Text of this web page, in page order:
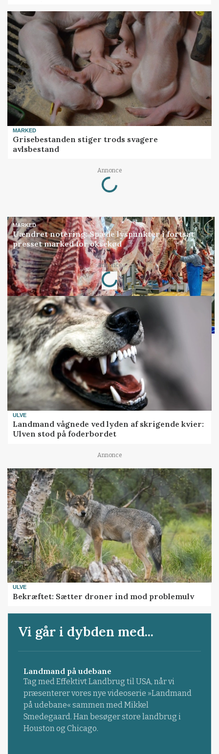
MARKED
Grisebestanden stiger trods svagere
avlsbestand
Annonce
Loading...
MARKED
Uændret notering: Spæde lyspunkter i fortsat
presset marked for oksekød
Annonce
Loading...
ULVE
Landmand vågnede ved lyden af skrigende kvier:
Ulven stod på foderbordet
Annonce
ULVE
Bekræftet: Sætter droner ind mod problemulv
Vi går i dybden med...
Landmand på udebane
Tag med Effektivt Landbrug til USA, når vi
præsenterer vores nye videoserie »Landmand
på udebane« sammen med Mikkel
Smedegaard. Han besøger store landbrug i
Houston og Chicago.